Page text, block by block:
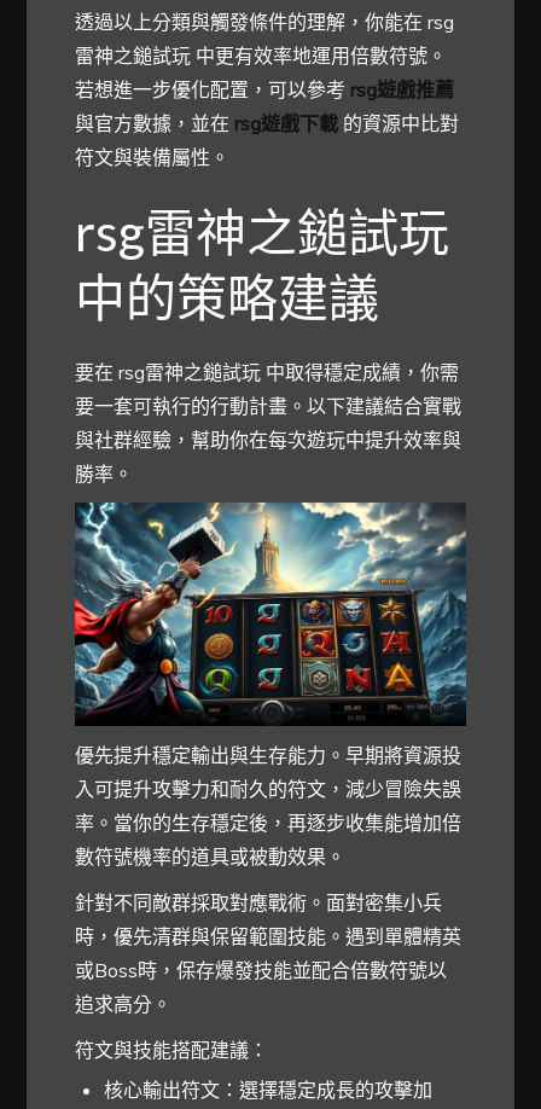
透過以上分類與觸發條件的理解，你能在 rsg
雷神之鎚試玩 中更有效率地運用倍數符號。
若想進一步優化配置，可以參考 rsg遊戲推薦
與官方數據，並在 rsg遊戲下載 的資源中比對
符文與裝備屬性。
rsg雷神之鎚試玩
中的策略建議
要在 rsg雷神之鎚試玩 中取得穩定成績，你需
要一套可執行的行動計畫。以下建議結合實戰
與社群經驗，幫助你在每次遊玩中提升效率與
勝率。
優先提升穩定輸出與生存能力。早期將資源投
入可提升攻擊力和耐久的符文，減少冒險失誤
率。當你的生存穩定後，再逐步收集能增加倍
數符號機率的道具或被動效果。
針對不同敵群採取對應戰術。面對密集小兵
時，優先清群與保留範圍技能。遇到單體精英
或Boss時，保存爆發技能並配合倍數符號以
追求高分。
符文與技能搭配建議：
核心輸出符文：選擇穩定成長的攻擊加